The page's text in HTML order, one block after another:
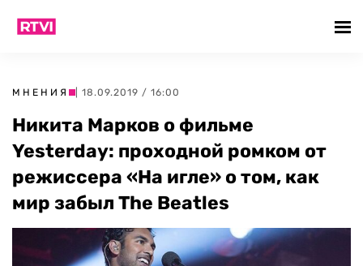
МНЕНИЯ | 18.09.2019 / 16:00
Никита Марков о фильме
Yesterday: проходной ромком от
режиссера «На игле» о том, как
мир забыл The Beatles